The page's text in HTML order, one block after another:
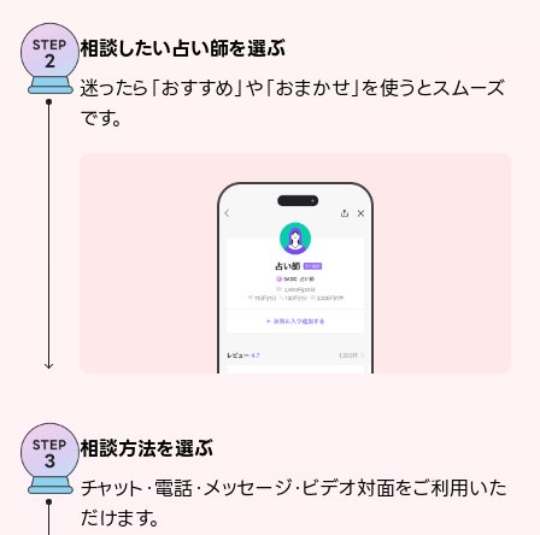
相談したい占い師を選ぶ
迷ったら「おすすめ」や「おまかせ」を使うとスムーズ
です。
相談方法を選ぶ
チャット・電話・メッセージ・ビデオ対面をご利用いた
だけます。